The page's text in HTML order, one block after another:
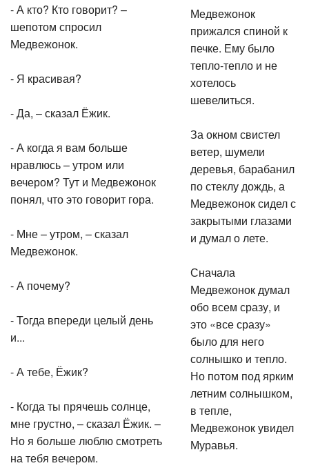
- А кто? Кто говорит? –
шепотом спросил
Медвежонок.
- Я красивая?
- Да, – сказал Ёжик.
- А когда я вам больше
нравлюсь – утром или
вечером? Тут и Медвежонок
понял, что это говорит гора.
- Мне – утром, – сказал
Медвежонок.
- А почему?
- Тогда впереди целый день
и...
- А тебе, Ёжик?
- Когда ты прячешь солнце,
мне грустно, – сказал Ёжик. –
Но я больше люблю смотреть
на тебя вечером.
Медвежонок
прижался спиной к
печке. Ему было
тепло-тепло и не
хотелось
шевелиться.
За окном свистел
ветер, шумели
деревья, барабанил
по стеклу дождь, а
Медвежонок сидел с
закрытыми глазами
и думал о лете.
Сначала
Медвежонок думал
обо всем сразу, и
это «все сразу»
было для него
солнышко и тепло.
Но потом под ярким
летним солнышком,
в тепле,
Медвежонок увидел
Муравья.